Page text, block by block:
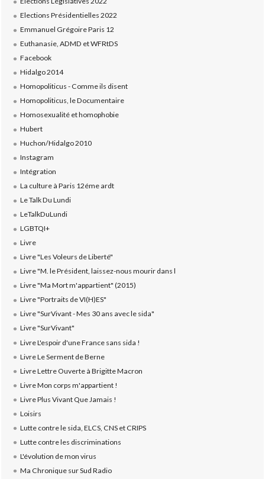
Elections Présidentielles 2022
Emmanuel Grégoire Paris 12
Euthanasie, ADMD et WFRtDS
Facebook
Hidalgo 2014
Homopoliticus - Comme ils disent
Homopoliticus, le Documentaire
Homosexualité et homophobie
Hubert
Huchon/Hidalgo 2010
Instagram
Intégration
La culture à Paris 12éme ardt
Le Talk Du Lundi
LeTalkDuLundi
LGBTQI+
Livre
Livre "Les Voleurs de Liberté"
Livre "M. le Président, laissez-nous mourir dans l
Livre "Ma Mort m'appartient" (2015)
Livre "Portraits de VI(H)ES"
Livre "SurVivant - Mes 30 ans avec le sida"
Livre "SurVivant"
Livre L'espoir d'une France sans sida !
Livre Le Serment de Berne
Livre Lettre Ouverte à Brigitte Macron
Livre Mon corps m'appartient !
Livre Plus Vivant Que Jamais !
Loisirs
Lutte contre le sida, ELCS, CNS et CRIPS
Lutte contre les discriminations
L'évolution de mon virus
Ma Chronique sur Sud Radio